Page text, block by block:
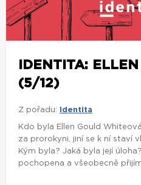
IDENTITA:
(5/12)
Z pořadu: Identita
Kdo byla Ellen Gould
za prorokyni, jiní se k ní staví
Kým byla? Jaká byla její
pochopena a všeobecně